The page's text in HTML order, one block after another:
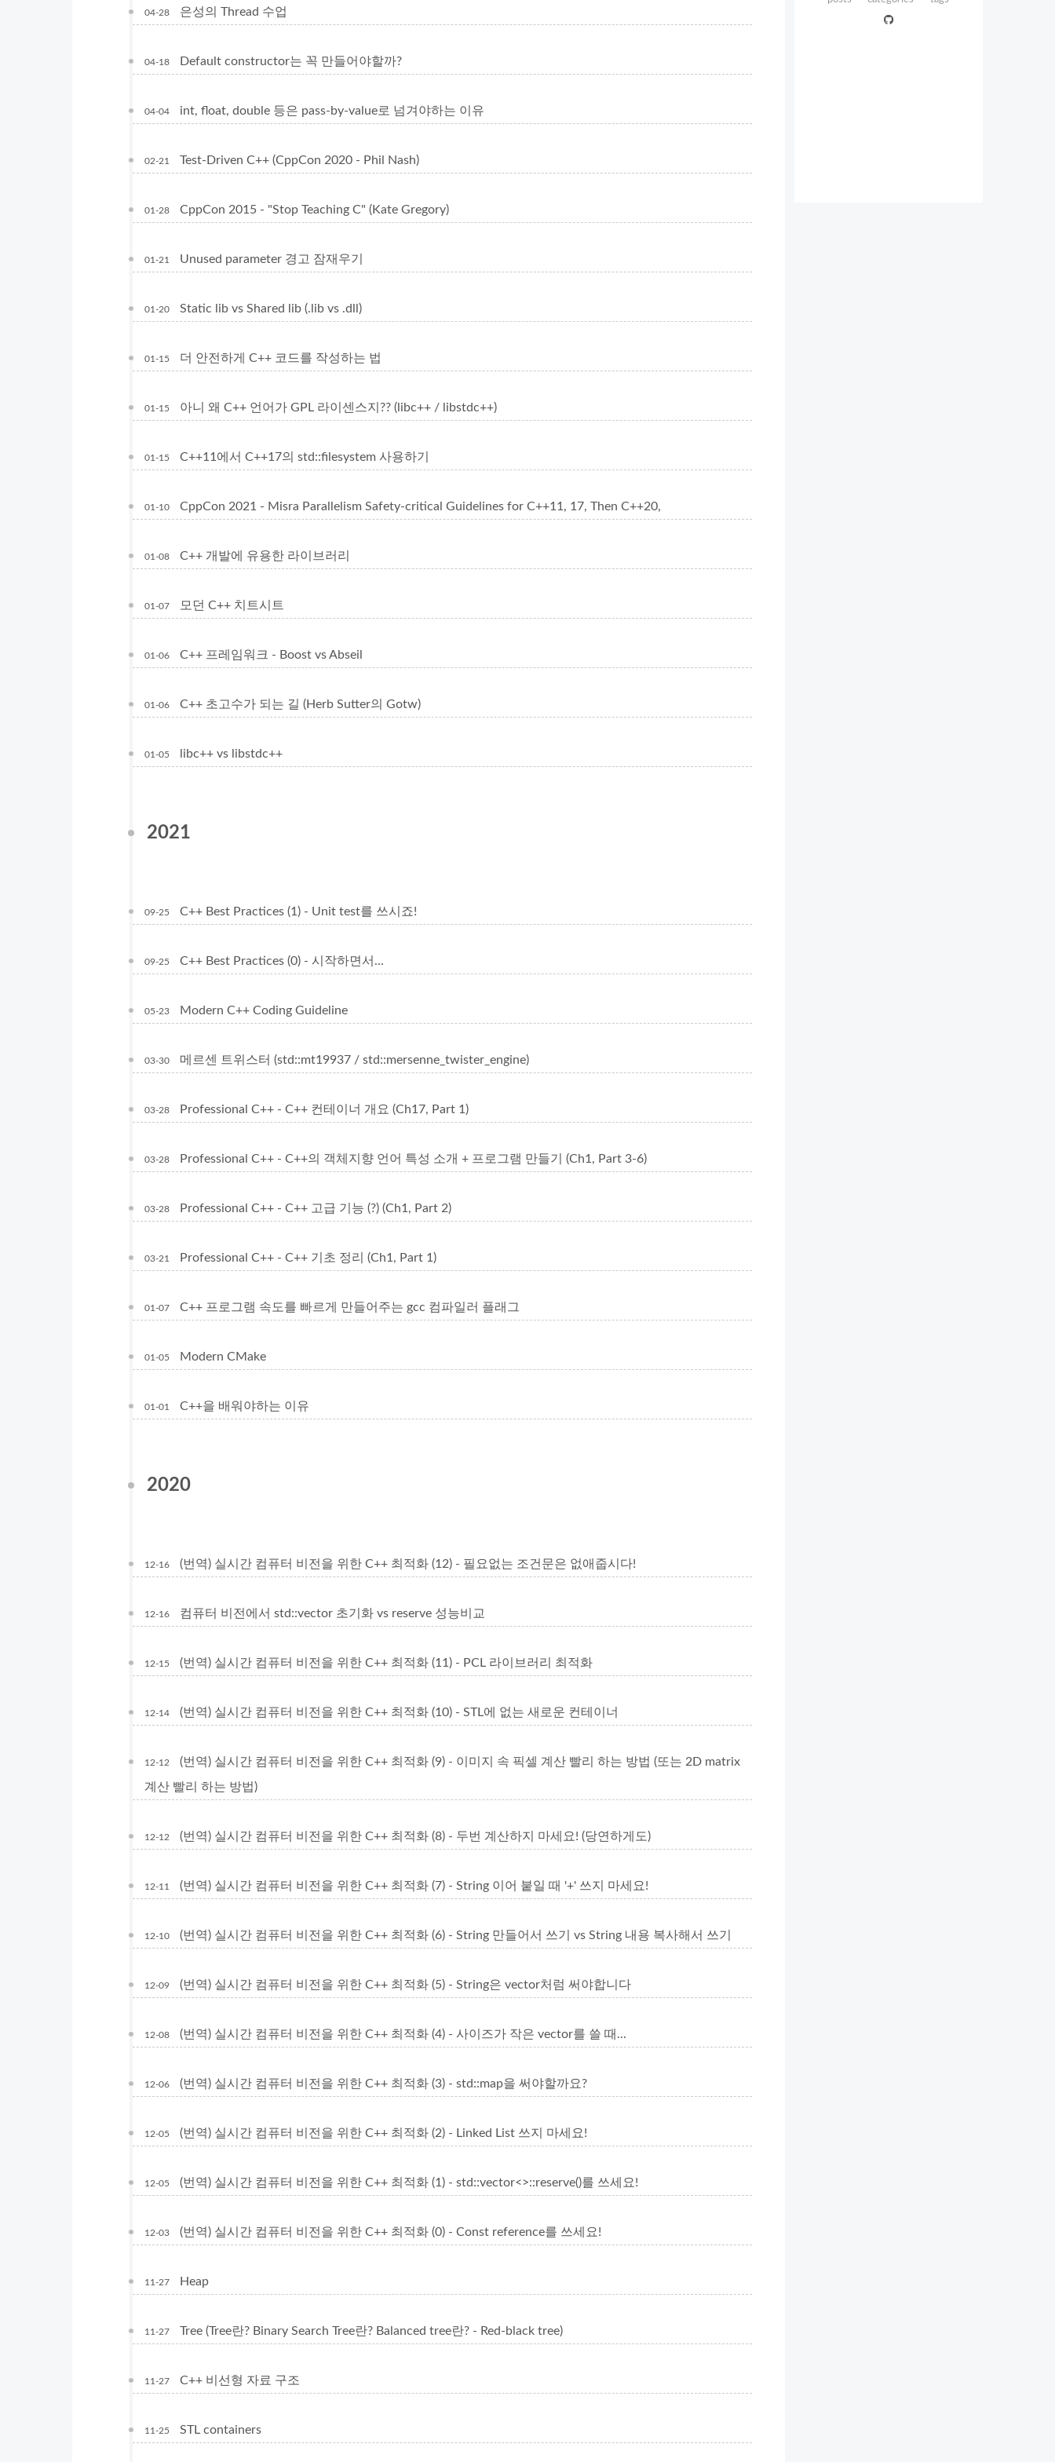
04-28 은성의 Thread 수업
04-18 Default constructor는 꼭 만들어야할까?
04-04 int, float, double 등은 pass-by-value로 넘겨야하는 이유
02-21 Test-Driven C++ (CppCon 2020 - Phil Nash)
01-28 CppCon 2015 - "Stop Teaching C" (Kate Gregory)
01-21 Unused parameter 경고 잠재우기
01-20 Static lib vs Shared lib (.lib vs .dll)
01-15 더 안전하게 C++ 코드를 작성하는 법
01-15 아니 왜 C++ 언어가 GPL 라이센스지?? (libc++ / libstdc++)
01-15 C++11에서 C++17의 std::filesystem 사용하기
01-10 CppCon 2021 - Misra Parallelism Safety-critical Guidelines for C++11, 17, Then C++20,
01-08 C++ 개발에 유용한 라이브러리
01-07 모던 C++ 치트시트
01-06 C++ 프레임워크 - Boost vs Abseil
01-06 C++ 초고수가 되는 길 (Herb Sutter의 Gotw)
01-05 libc++ vs libstdc++
2021
09-25 C++ Best Practices (1) - Unit test를 쓰시죠!
09-25 C++ Best Practices (0) - 시작하면서...
05-23 Modern C++ Coding Guideline
03-30 메르센 트위스터 (std::mt19937 / std::mersenne_twister_engine)
03-28 Professional C++ - C++ 컨테이너 개요 (Ch17, Part 1)
03-28 Professional C++ - C++의 객체지향 언어 특성 소개 + 프로그램 만들기 (Ch1, Part 3-6)
03-28 Professional C++ - C++ 고급 기능 (?) (Ch1, Part 2)
03-21 Professional C++ - C++ 기초 정리 (Ch1, Part 1)
01-07 C++ 프로그램 속도를 빠르게 만들어주는 gcc 컴파일러 플래그
01-05 Modern CMake
01-01 C++을 배워야하는 이유
2020
12-16 (번역) 실시간 컴퓨터 비전을 위한 C++ 최적화 (12) - 필요없는 조건문은 없애줍시다!
12-16 컴퓨터 비전에서 std::vector 초기화 vs reserve 성능비교
12-15 (번역) 실시간 컴퓨터 비전을 위한 C++ 최적화 (11) - PCL 라이브러리 최적화
12-14 (번역) 실시간 컴퓨터 비전을 위한 C++ 최적화 (10) - STL에 없는 새로운 컨테이너
12-12
(번역) 실시간 컴퓨터 비전을 위한 C++ 최적화 (9) - 이미지 속 픽셀 계산 빨리 하는 방법 (또는 2D matrix
계산 빨리 하는 방법)
12-12 (번역) 실시간 컴퓨터 비전을 위한 C++ 최적화 (8) - 두번 계산하지 마세요! (당연하게도)
12-11 (번역) 실시간 컴퓨터 비전을 위한 C++ 최적화 (7) - String 이어 붙일 때 '+' 쓰지 마세요!
12-10 (번역) 실시간 컴퓨터 비전을 위한 C++ 최적화 (6) - String 만들어서 쓰기 vs String 내용 복사해서 쓰기
12-09 (번역) 실시간 컴퓨터 비전을 위한 C++ 최적화 (5) - String은 vector처럼 써야합니다
12-08 (번역) 실시간 컴퓨터 비전을 위한 C++ 최적화 (4) - 사이즈가 작은 vector를 쓸 때...
12-06 (번역) 실시간 컴퓨터 비전을 위한 C++ 최적화 (3) - std::map을 써야할까요?
12-05 (번역) 실시간 컴퓨터 비전을 위한 C++ 최적화 (2) - Linked List 쓰지 마세요!
12-05 (번역) 실시간 컴퓨터 비전을 위한 C++ 최적화 (1) - std::vector<>::reserve()를 쓰세요!
12-03 (번역) 실시간 컴퓨터 비전을 위한 C++ 최적화 (0) - Const reference를 쓰세요!
11-27 Heap
11-27 Tree (Tree란? Binary Search Tree란? Balanced tree란? - Red-black tree)
11-27 C++ 비선형 자료 구조
11-25 STL containers